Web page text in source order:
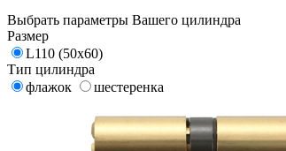
Выбрать параметры Вашего цилиндра
Размер
L110 (50x60)
Тип цилиндра
флажок
шестеренка